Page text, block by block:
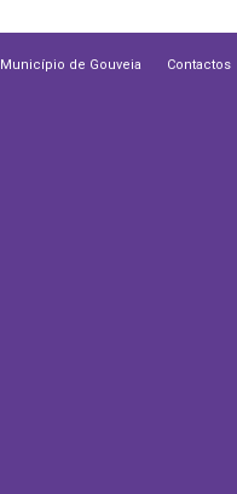
Município de Gouveia Contactos